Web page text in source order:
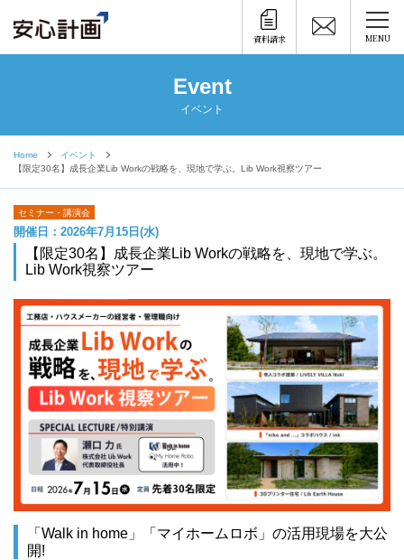
MENU
資料請求
Event
イベント
Home
イベント
【限定30名】成長企業Lib Workの戦略を、現地で学ぶ。Lib Work視察ツアー
セミナー・講演会
開催日：2026年7月15日(水)
【限定30名】成長企業Lib Workの戦略を、現地で学ぶ。
Lib Work視察ツアー
「Walk in home」「マイホームロボ」の活用現場を大公
開!